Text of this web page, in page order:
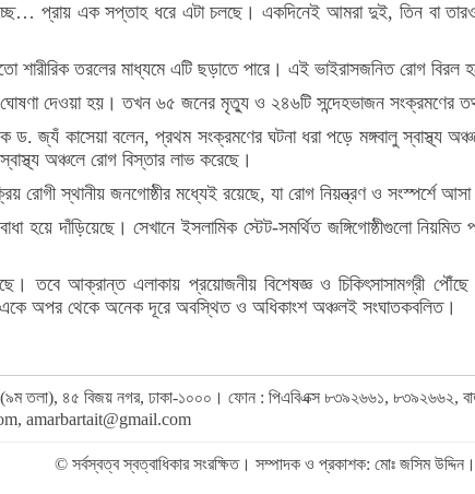
যাচ্ছে… প্রায় এক সপ্তাহ ধরে এটা চলছে। একদিনেই আমরা দুই, তিন বা
শারীরিক তরলের মাধ্যমে এটি ছড়াতে পারে। এই ভাইরাসজনিত রোগ বিরল
দেওয়া হয়। তখন ৬৫ জনের মৃত্যু ও ২৪৬টি সন্দেহভাজন সংক্রমণের
ড. জ্যঁ কাসেয়া বলেন, প্রথম সংক্রমণের ঘটনা ধরা পড়ে মঙ্গবালু স্বাস্থ্য
অঞ্চলে রোগ বিস্তার লাভ করেছে।
রোগী স্থানীয় জনগোষ্ঠীর মধ্যেই রয়েছে, যা রোগ নিয়ন্ত্রণ ও সংস্পর্শে
হয়ে দাঁড়িয়েছে। সেখানে ইসলামিক স্টেট-সমর্থিত জঙ্গিগোষ্ঠীগুলো নিয়মিত
তবে আক্রান্ত এলাকায় প্রয়োজনীয় বিশেষজ্ঞ ও চিকিৎসাসামগ্রী
অপর থেকে অনেক দূরে অবস্থিত ও অধিকাংশ অঞ্চলই সংঘাতকবলিত।
(৯ম তলা), ৪৫ বিজয় নগর, ঢাকা-১০০০। ফোন : পিএবিএক্স ৮৩৯২৬৬১, ৮৩৯২৬৬২,
, amarbartait@gmail.com
© সর্বস্বত্ব স্বত্বাধিকার সংরক্ষিত। সম্পাদক ও প্রকাশক: মোঃ জসিম উদ্দিন।